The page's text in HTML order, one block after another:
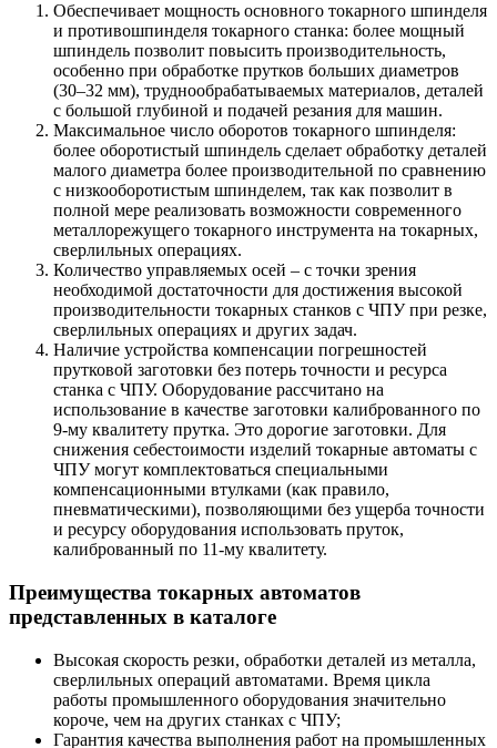
Обеспечивает мощность основного токарного шпинделя
и противошпинделя токарного станка: более мощный
шпиндель позволит повысить производительность,
особенно при обработке прутков больших диаметров
(30–32 мм), труднообрабатываемых материалов, деталей
с большой глубиной и подачей резания для машин.
Максимальное число оборотов токарного шпинделя:
более оборотистый шпиндель сделает обработку деталей
малого диаметра более производительной по сравнению
с низкооборотистым шпинделем, так как позволит в
полной мере реализовать возможности современного
металлорежущего токарного инструмента на токарных,
сверлильных операциях.
Количество управляемых осей – с точки зрения
необходимой достаточности для достижения высокой
производительности токарных станков с ЧПУ при резке,
сверлильных операциях и других задач.
Наличие устройства компенсации погрешностей
прутковой заготовки без потерь точности и ресурса
станка с ЧПУ. Оборудование рассчитано на
использование в качестве заготовки калиброванного по
9-му квалитету прутка. Это дорогие заготовки. Для
снижения себестоимости изделий токарные автоматы с
ЧПУ могут комплектоваться специальными
компенсационными втулками (как правило,
пневматическими), позволяющими без ущерба точности
и ресурсу оборудования использовать пруток,
калиброванный по 11-му квалитету.
Преимущества токарных автоматов
представленных в каталоге
Высокая скорость резки, обработки деталей из металла,
сверлильных операций автоматами. Время цикла
работы промышленного оборудования значительно
короче, чем на других станках с ЧПУ;
Гарантия качества выполнения работ на промышленных